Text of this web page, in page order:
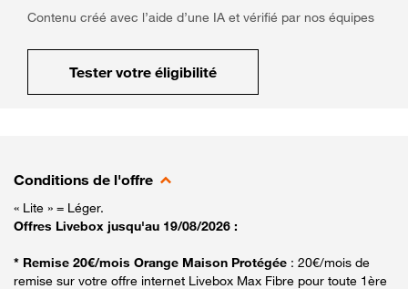
Contenu créé avec l’aide d’une IA et vérifié par nos équipes
Tester votre éligibilité
Conditions de l'offre
« Lite » = Léger.
Offres Livebox jusqu'au 19/08/2026 :
* Remise 20€/mois Orange Maison Protégée : 20€/mois de
remise sur votre offre internet Livebox Max Fibre pour toute 1ère